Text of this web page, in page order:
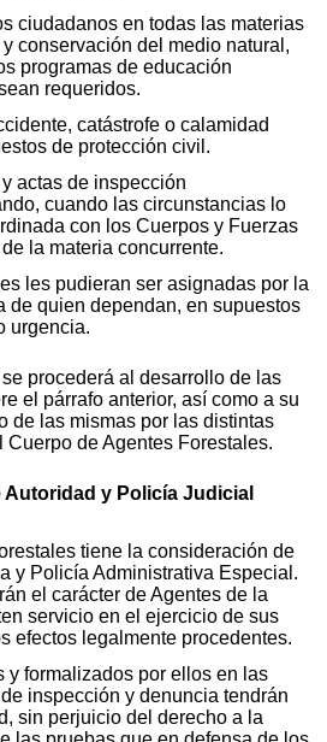
ciudadanos en todas las materias
conservación del medio natural,
programas de educación
requeridos.
catástrofe o calamidad
de protección civil.
actas de inspección
cuando las circunstancias lo
con los Cuerpos y Fuerzas
la materia concurrente.
les pudieran ser asignadas por la
de quien dependan, en supuestos
urgencia.
procederá al desarrollo de las
el párrafo anterior, así como a su
de las mismas por las distintas
de Agentes Forestales.
y Policía Judicial
tiene la consideración de
y Policía Administrativa Especial.
el carácter de Agentes de la
servicio en el ejercicio de sus
efectos legalmente procedentes.
y formalizados por ellos en las
inspección y denuncia tendrán
sin perjuicio del derecho a la